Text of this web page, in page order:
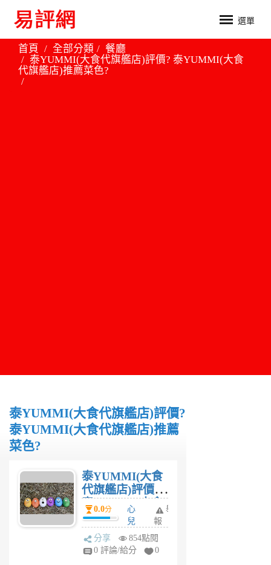
選單
首頁 全部分類
餐廳
泰YUMMI(大食代旗艦店)評價? 泰YUMMI(大食
代旗艦店)推薦菜色?
泰YUMMI(大食代旗艦店)評價?
泰YUMMI(大食代旗艦店)推薦
菜色?
泰YUMMI(大食
代旗艦店)評價?
泰YUMMI(大食
代旗艦店)推薦菜
色?
0.0分
心
兒
6
年
舉
報
分享
854點閱
0 評論/給分
0